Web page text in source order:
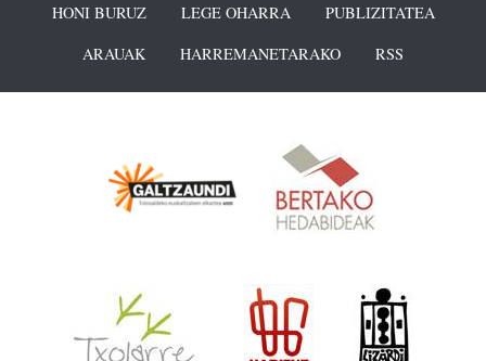
HONI BURUZ LEGE OHARRA
PUBLIZITATEA
ARAUAK
HARREMANETARAKO RSS